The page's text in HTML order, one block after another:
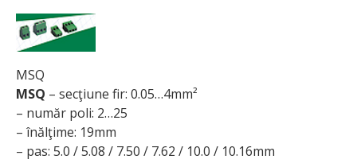
MSQ
MSQ – secţiune fir: 0.05…4mm²
– număr poli: 2…25
– înălţime: 19mm
– pas: 5.0 / 5.08 / 7.50 / 7.62 / 10.0 / 10.16mm